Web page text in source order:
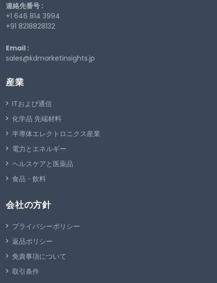
連絡先番号 :
+1 646 814 3994
+91 8218828132
Email :
sales@kdmarketinsights.jp
産業
ITおよび通信
化学品 先端材料
半導体エレクトロニクス産業
電力とエネルギー
ヘルスケアと医薬品
食品・飲料
会社の方針
プライバシーポリシー
返品ポリシー
免責事項について
取引条件